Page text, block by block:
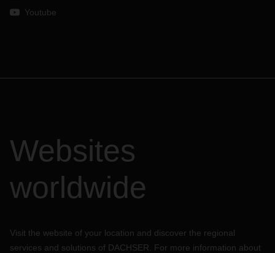
Youtube
Websites
worldwide
Visit the website of your location and discover the regional
services and solutions of DACHSER. For more information about